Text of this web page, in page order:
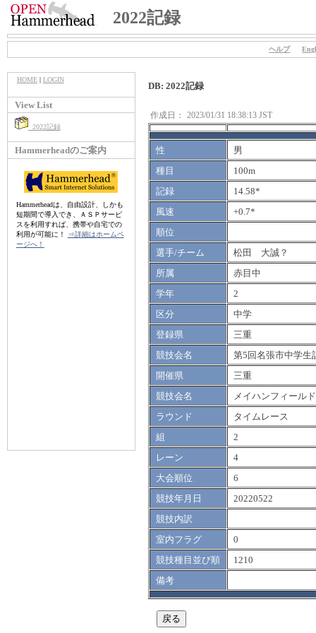
2022記録
ヘルプ
HOME| LOGIN
View List
2022記録
Hammerheadのご案内
Hammerheadは、自由設計、しかも
短期間で導入でき、ＡＳＰサービ
スを利用すれば、携帯や自宅での
利用が可能に！
⇒詳細はホームペ
ージへ！
DB: 2022記録
作成日： 2023/01/31 18:38:13 JST
性
男
種目
100m
記録
14.58*
風速
+0.7*
順位
選手/チーム
松田 大誠？
所属
赤目中
学年
2
区分
中学
登録県
三重
競技会名
第5回名張市中学生
開催県
三重
競技会名
メイハンフィールド
ラウンド
タイムレース
組
2
レーン
4
大会順位
6
競技年月日
20220522
競技内訳
室内フラグ
0
競技種目並び順
1210
備考